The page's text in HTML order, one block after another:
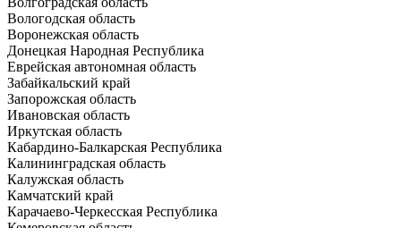
Вологодская область
Воронежская область
Донецкая Народная Республика
Еврейская автономная область
Забайкальский край
Запорожская область
Ивановская область
Иркутская область
Кабардино-Балкарская Республика
Калининградская область
Калужская область
Камчатский край
Карачаево-Черкесская Республика